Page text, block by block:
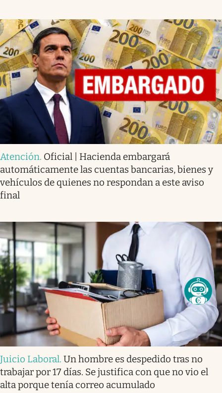
Atención. Oficial | Hacienda embargará
automáticamente las cuentas bancarias, bienes y
vehículos de quienes no respondan a este aviso
final
Juicio Laboral. Un hombre es despedido tras no
trabajar por 17 días. Se justifica con que no vio el
alta porque tenía correo acumulado